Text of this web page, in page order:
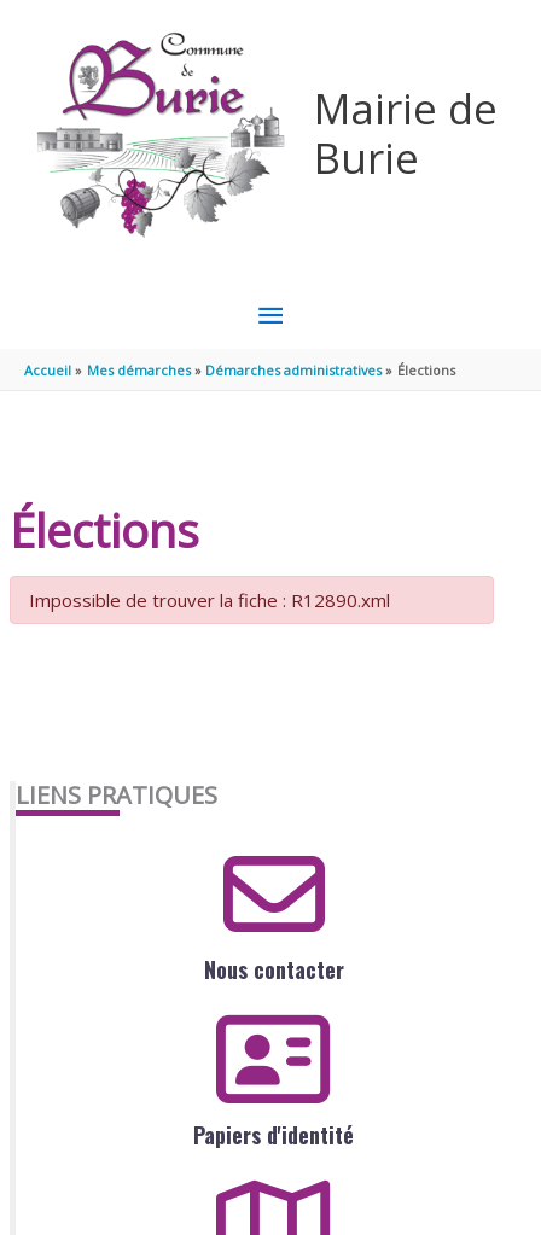
Mairie de
Burie
MENU
PRINCIPAL
Accueil Mes démarches Démarches administratives Élections
Élections
Impossible de trouver la fiche : R12890.xml
LIENS PRATIQUES
Nous contacter
Papiers d'identité